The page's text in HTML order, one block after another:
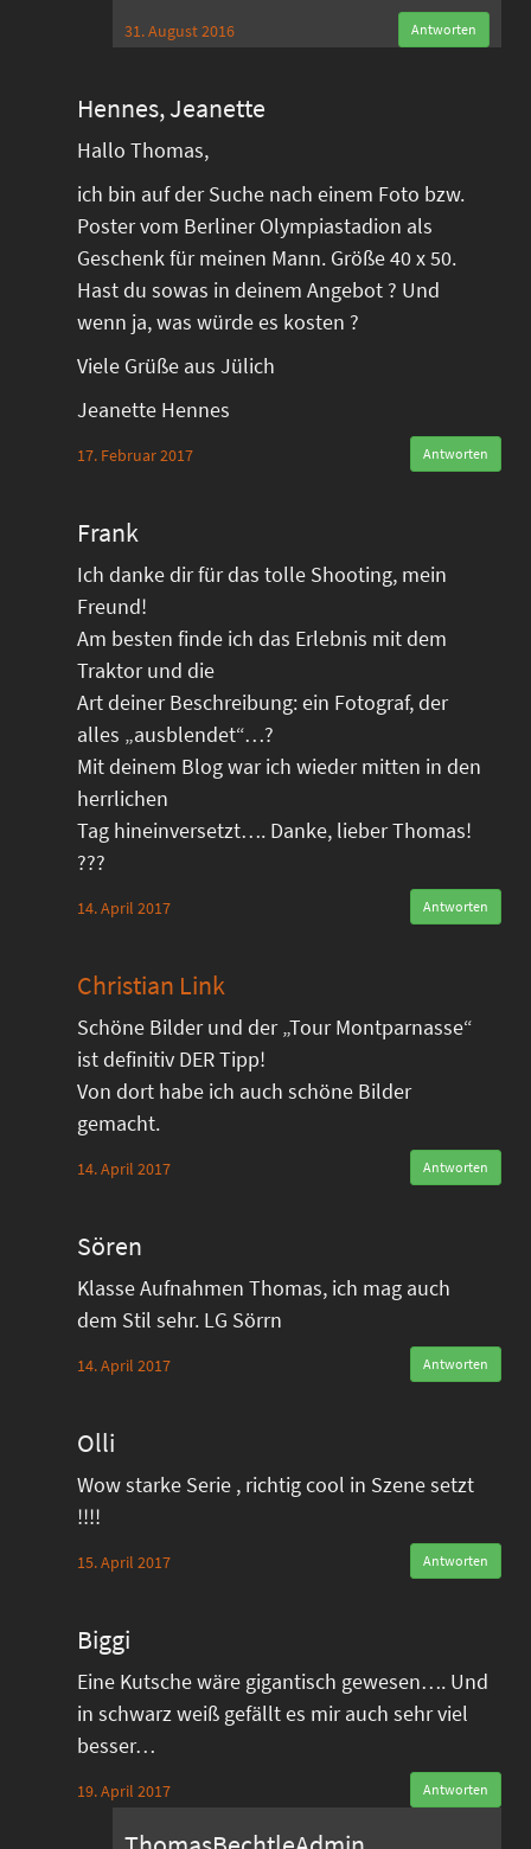
31. August 2016 Antworten
Hennes, Jeanette
Hallo Thomas,
ich bin auf der Suche nach einem Foto bzw.
Poster vom Berliner Olympiastadion als
Geschenk für meinen Mann. Größe 40 x 50.
Hast du sowas in deinem Angebot ? Und
wenn ja, was würde es kosten ?
Viele Grüße aus Jülich
Jeanette Hennes
17. Februar 2017 Antworten
Frank
Ich danke dir für das tolle Shooting, mein
Freund!
Am besten finde ich das Erlebnis mit dem
Traktor und die
Art deiner Beschreibung: ein Fotograf, der
alles „ausblendet“…?
Mit deinem Blog war ich wieder mitten in den
herrlichen
Tag hineinversetzt…. Danke, lieber Thomas!
???
14. April 2017 Antworten
Christian Link
Schöne Bilder und der „Tour Montparnasse“
ist definitiv DER Tipp!
Von dort habe ich auch schöne Bilder
gemacht.
14. April 2017 Antworten
Sören
Klasse Aufnahmen Thomas, ich mag auch
dem Stil sehr. LG Sörrn
14. April 2017 Antworten
Olli
Wow starke Serie , richtig cool in Szene setzt
!!!!
15. April 2017 Antworten
Biggi
Eine Kutsche wäre gigantisch gewesen…. Und
in schwarz weiß gefällt es mir auch sehr viel
besser…
19. April 2017 Antworten